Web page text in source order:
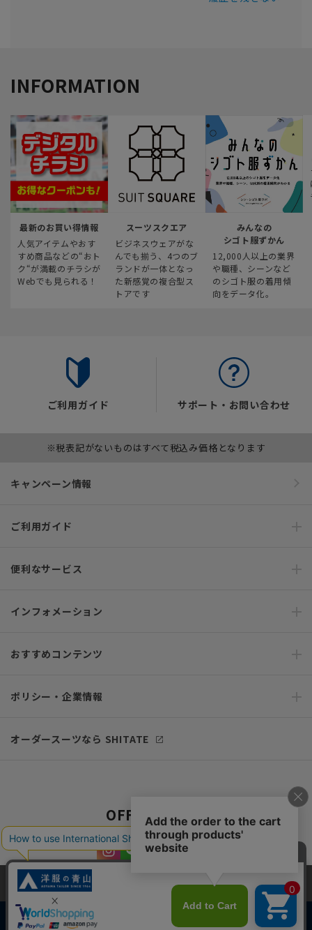
INFORMATION
最新のお買い得情報
人気アイテムやおす
すめ商品などの“おト
ク“が満載のチラシが
Webでも見られる！
スーツスクエア
ビジネスウェアがな
んでも揃う、4つのブ
ランドが一体となっ
た新感覚の複合型ス
トアです
みんなの
シゴト服ずかん
12,000人以上の業界
や職種、シーンなど
のシゴト服の着用傾
向をデータ化。
ご利用ガイド サポート・お問い合わせ
※税表記がないものはすべて税込み価格となります
キャンペーン情報
ご利用ガイド
便利なサービス
インフォメーション
おすすめコンテンツ
ポリシー・企業情報
オーダースーツなら SHITATE
OFFICIAL SNS
当サイトでは、快適な閲覧体験とコンテンツ改善のためにCookieを使用
しています。閲覧を続けることで、Cookieの使用に同意したものとみな